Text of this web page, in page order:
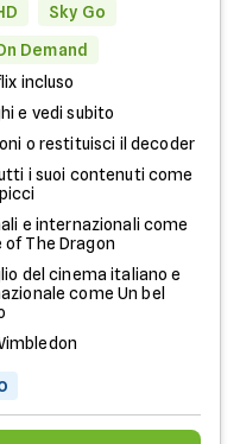
Sky Go
Demand
incluso
e vedi subito
o restituisci il decoder
i suoi contenuti come
e internazionali come
of The Dragon
del cinema italiano e
come Un bel